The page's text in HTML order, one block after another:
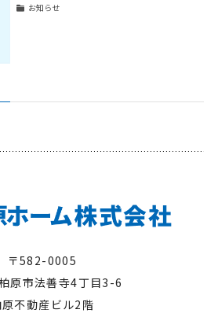
お知らせ
〒582-0005
原市法善寺4丁目3-6
原不動産ビル2階